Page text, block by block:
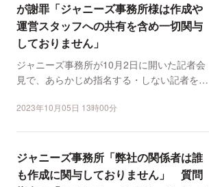
が謝罪「ジャニーズ事務所様は作成や
運営スタッフへの共有を含め一切関与
しておりません」
ジャニーズ事務所が10月2日に開いた記者会
見で、あらかじめ指名する・しない記者を選
2023年10月05日 13時00分
ジャニーズ事務所「弊社の関係者は誰
も作成に関与しておりません」 質問